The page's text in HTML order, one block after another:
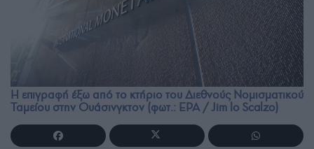
Η επιγραφή έξω από το κτήριο του Διεθνούς Νομισματικού
Ταμείου στην Ουάσινγκτον (φωτ.: EPA / Jim lo Scalzo)